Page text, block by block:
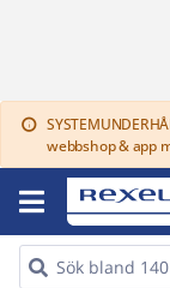
info
webbshop & app